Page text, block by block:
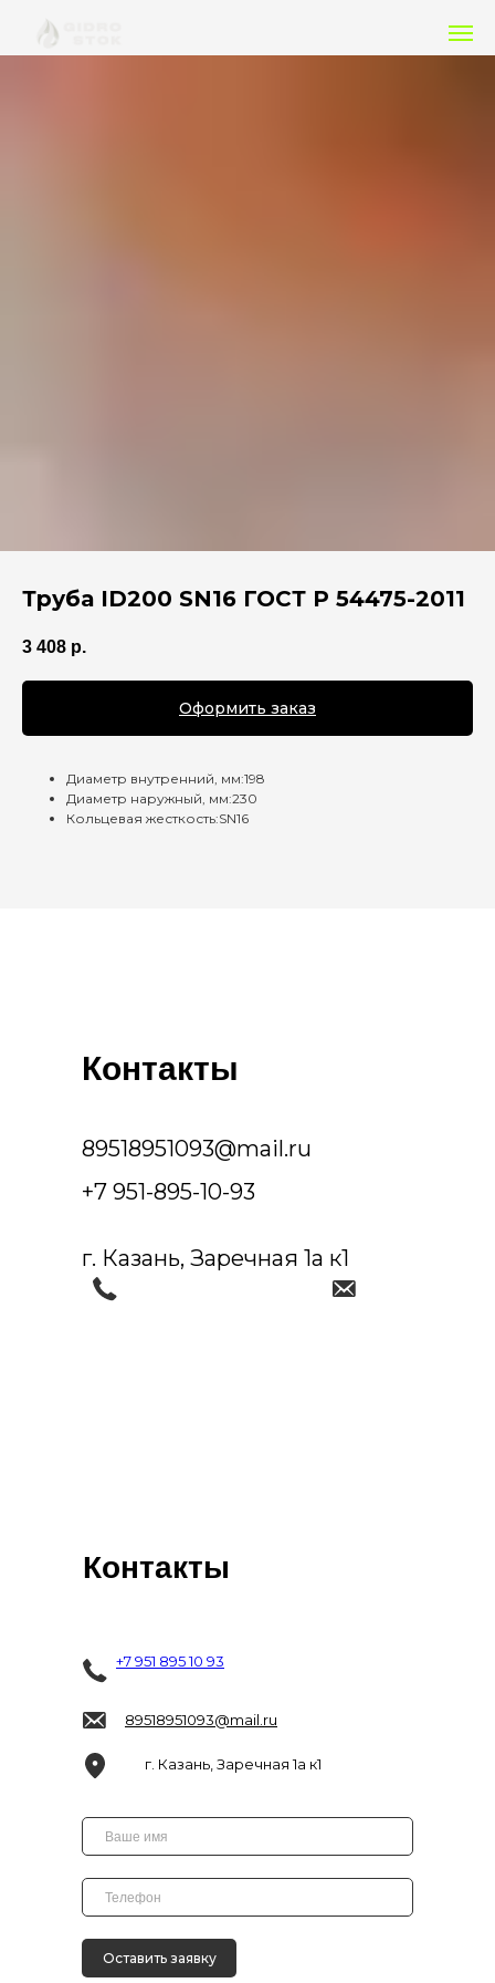
Труба ID200 SN16 ГОСТ Р 54475-2011
3 408 р.
Оформить заказ
Диаметр внутренний, мм:198
Диаметр наружный, мм:230
Кольцевая жесткость:SN16
Контакты
+7 951-895-10-93
89518951093@mail.ru
г. Казань, Заречная 1а к1
Оставить заявку
+7 951 895 10 93
г. Казань, Заречная 1а к1
89518951093@mail.ru
Контакты